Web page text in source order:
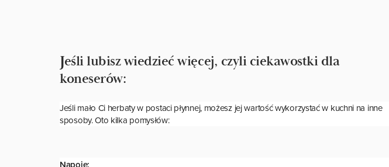
Jeśli lubisz wiedzieć więcej, czyli ciekawostki dla
koneserów:
Jeśli mało Ci herbaty w postaci płynnej, możesz jej wartość wykorzystać w kuchni na inne
sposoby. Oto kilka pomysłów:
Napoje: